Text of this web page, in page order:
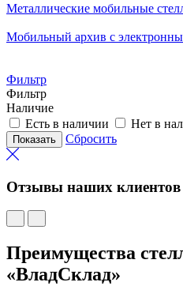
Металлические мобильные
Мобильный архив с
Фильтр
Фильтр
Наличие
Есть в наличии
Нет в
Сбросить
Отзывы наших клиентов
Преимущества
«ВладСклад»